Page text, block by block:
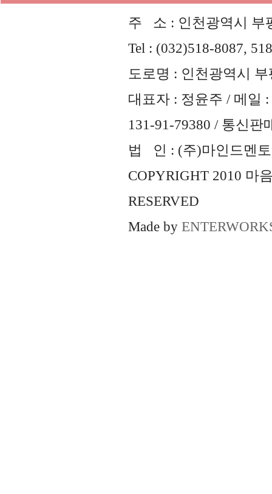
주 소 : 인천광역시 부
Tel : (032)518-8087,
도로명 : 인천광역시
대표자 : 정윤주 / 메일 :
131-91-79380 / 통신판
법 인 : (주)마인드멘토
COPYRIGHT 2010 마
RESERVED
Made by